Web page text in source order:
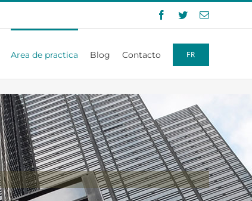
Facebook
TwitterCorreo
Area de practica Blog Contacto FR